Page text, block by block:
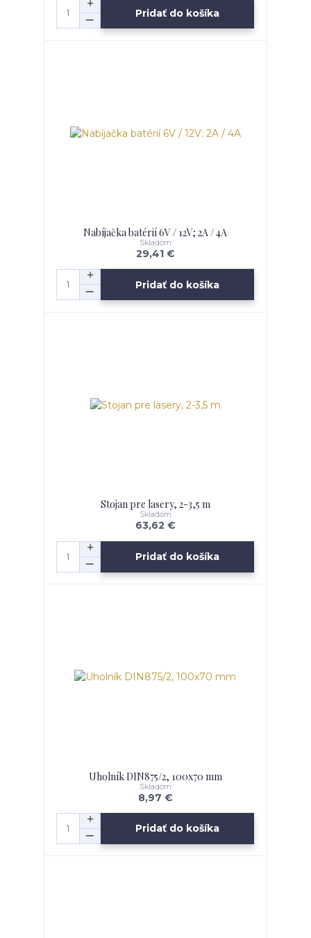
Pridať do košíka
Nabíjačka batérií 6V / 12V; 2A / 4A
29,41 €
Skladom
Pridať do košíka
Stojan pre lasery, 2-3,5 m
63,62 €
Skladom
Pridať do košíka
Uholník DIN875/2, 100x70 mm
8,97 €
Skladom
Pridať do košíka